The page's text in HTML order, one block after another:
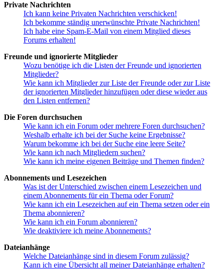
Private Nachrichten
Ich kann keine Privaten Nachrichten verschicken!
Ich bekomme ständig unerwünschte Private Nachrichten!
Ich habe eine Spam-E-Mail von einem Mitglied dieses
Forums erhalten!
Freunde und ignorierte Mitglieder
Wozu benötige ich die Listen der Freunde und ignorierten
Mitglieder?
Wie kann ich Mitglieder zur Liste der Freunde oder zur Liste
der ignorierten Mitglieder hinzufügen oder diese wieder aus
den Listen entfernen?
Die Foren durchsuchen
Wie kann ich ein Forum oder mehrere Foren durchsuchen?
Weshalb erhalte ich bei der Suche keine Ergebnisse?
Warum bekomme ich bei der Suche eine leere Seite?
Wie kann ich nach Mitgliedern suchen?
Wie kann ich meine eigenen Beiträge und Themen finden?
Abonnements und Lesezeichen
Was ist der Unterschied zwischen einem Lesezeichen und
einem Abonnements für ein Thema oder Forum?
Wie kann ich ein Lesezeichen auf ein Thema setzen oder ein
Thema abonnieren?
Wie kann ich ein Forum abonnieren?
Wie deaktiviere ich meine Abonnements?
Dateianhänge
Welche Dateianhänge sind in diesem Forum zulässig?
Kann ich eine Übersicht all meiner Dateianhänge erhalten?